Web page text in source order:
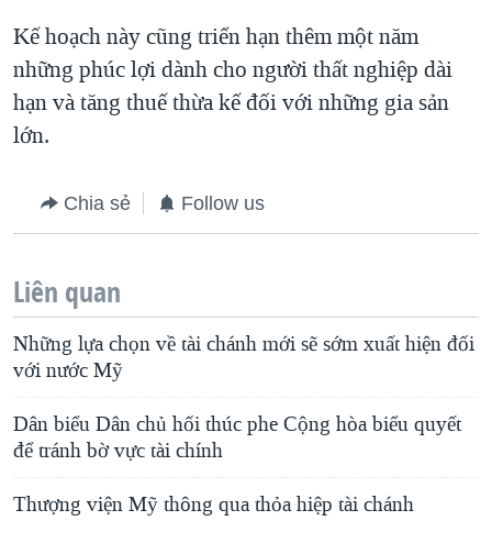
Kế hoạch này cũng triển hạn thêm một năm
những phúc lợi dành cho người thất nghiệp dài
hạn và tăng thuế thừa kế đối với những gia sản
lớn.
Chia sẻ Follow us
Liên quan
Những lựa chọn về tài chánh mới sẽ sớm xuất hiện đối
với nước Mỹ
Dân biểu Dân chủ hối thúc phe Cộng hòa biểu quyết
để tránh bờ vực tài chính
Thượng viện Mỹ thông qua thỏa hiệp tài chánh